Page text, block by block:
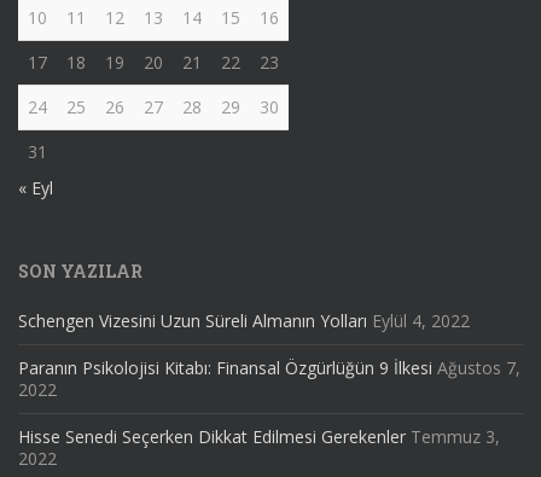
10
11 12 13 14 15
16
17
18 19 20 21 22
23
24
25 26 27 28 29
30
31
« Eyl
SON YAZILAR
Schengen Vizesini Uzun Süreli Almanın Yolları Eylül 4, 2022
Paranın Psikolojisi Kitabı: Finansal Özgürlüğün 9 İlkesi Ağustos 7,
2022
Hisse Senedi Seçerken Dikkat Edilmesi Gerekenler Temmuz 3,
2022